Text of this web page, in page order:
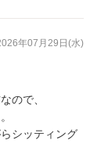
年07月29日(水)
ので、
シッティング